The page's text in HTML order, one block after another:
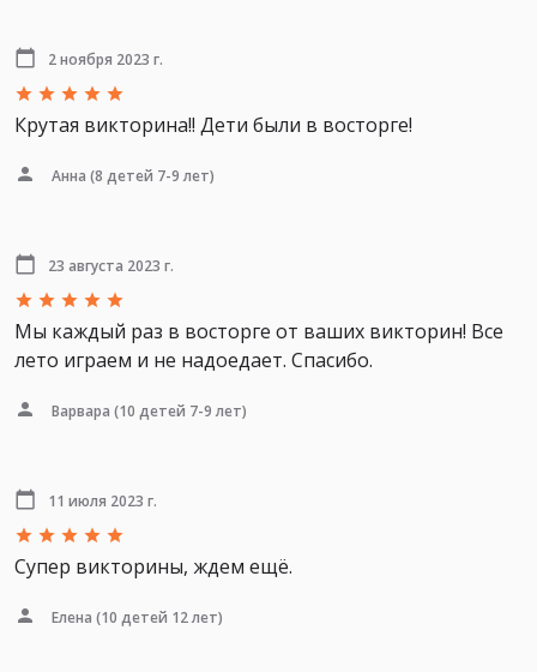
2 ноября 2023 г.
Крутая викторина!! Дети были в восторге!
Анна (8 детей 7-9 лет)
23 августа 2023 г.
Мы каждый раз в восторге от ваших викторин! Все
лето играем и не надоедает. Спасибо.
Варвара (10 детей 7-9 лет)
11 июля 2023 г.
Супер викторины, ждем ещё.
Елена (10 детей 12 лет)